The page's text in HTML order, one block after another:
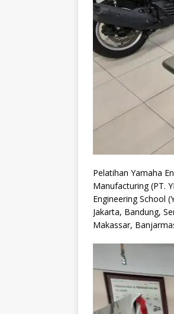
Pelatihan Yamaha
Manufacturing (PT.
Engineering School
Jakarta, Bandung,
Makassar,